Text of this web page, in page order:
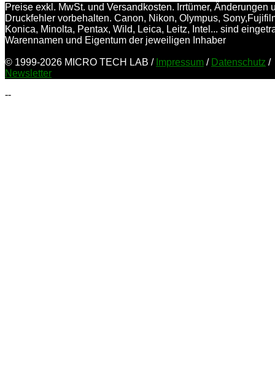
Preise exkl. MwSt. und Versandkosten. Irrtümer, Änderungen
Druckfehler vorbehalten. Canon, Nikon, Olympus,
Konica, Minolta, Pentax, Wild, Leica, Leitz, Intel... sind
Warennamen und Eigentum der jeweiligen Inhaber
© 1999-2026 MICRO TECH LAB / Impressum / Datenschutz /
Newsletter
--